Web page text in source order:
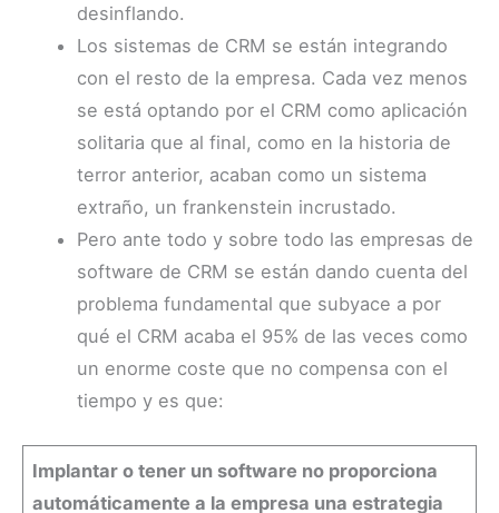
desinflando.
Los sistemas de CRM se están integrando
con el resto de la empresa. Cada vez menos
se está optando por el CRM como aplicación
solitaria que al final, como en la historia de
terror anterior, acaban como un sistema
extraño, un frankenstein incrustado.
Pero ante todo y sobre todo las empresas de
software de CRM se están dando cuenta del
problema fundamental que subyace a por
qué el CRM acaba el 95% de las veces como
un enorme coste que no compensa con el
tiempo y es que:
Implantar o tener un software no proporciona
automáticamente a la empresa una estrategia